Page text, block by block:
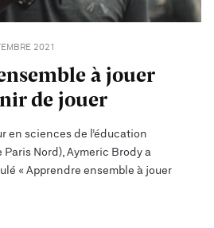
2021
à jouer
de jouer
en sciences de l’éducation
Nord), Aymeric Brody a
« Apprendre ensemble à jouer